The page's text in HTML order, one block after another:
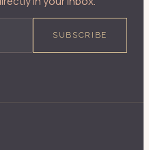
SUBSCRIBE